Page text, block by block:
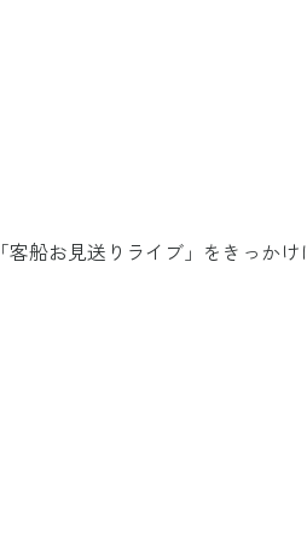
船お見送りライブ」をきっかけ